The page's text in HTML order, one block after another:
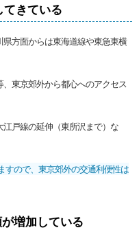
きている
方面からは東海道線や東急東横
東京郊外から都心へのアクセス
戸線の延伸（東所沢まで）な
すので、東京郊外の交通利便性は
増加している